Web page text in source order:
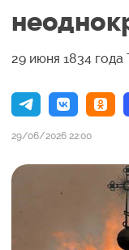
29 июня 1834
29/06/2026 22:00